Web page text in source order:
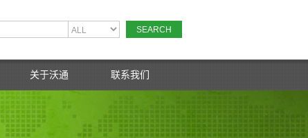
关于沃通 联系我们